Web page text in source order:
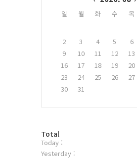
일 월 화 수 목
2
3 4 5 6
9
10 11 12 13
16
17 18 19 20
23
24 25 26 27
30
31
방
문
자
Total
Today :
Yesterday :